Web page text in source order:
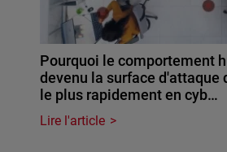
Pourquoi le comportement
devenu la surface d'attaque
le plus rapidement en cyb…
Lire l'article